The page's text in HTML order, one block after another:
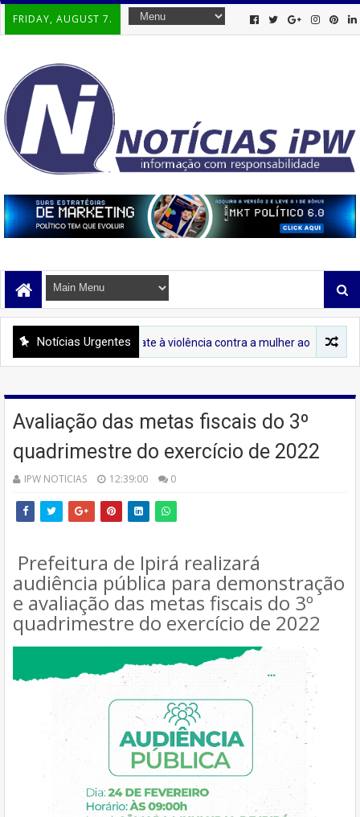
FRIDAY, AUGUST 7.
Notícias Urgentes
o combate à violência contra a mulher ao Centro de
Avaliação das metas fiscais do 3º
quadrimestre do exercício de 2022
IPW NOTICIAS 12:39:00 0
Prefeitura de Ipirá realizará
audiência pública para demonstração
e avaliação das metas fiscais do 3º
quadrimestre do exercício de 2022